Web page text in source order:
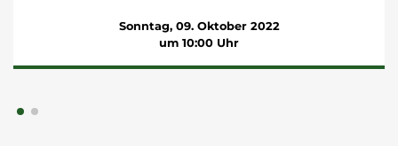
Sonntag, 09. Oktober 2022
um 10:00 Uhr